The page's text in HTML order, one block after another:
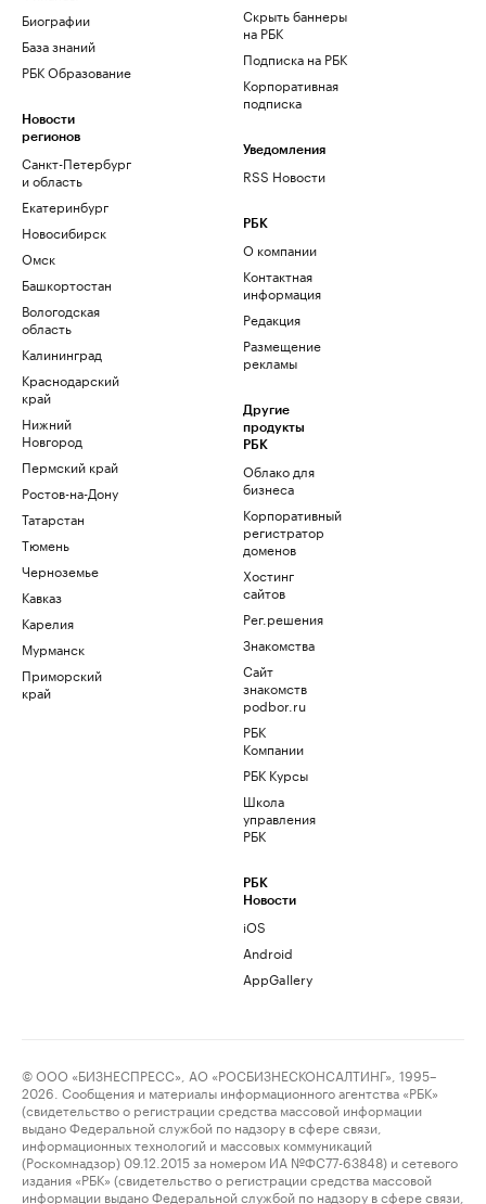
Биографии
База знаний
РБК Образование
Новости
регионов
Санкт-Петербург
и область
Екатеринбург
Новосибирск
Омск
Башкортостан
Вологодская
область
Калининград
Краснодарский
край
Нижний
Новгород
Пермский край
Ростов-на-Дону
Татарстан
Тюмень
Черноземье
Кавказ
Карелия
Мурманск
Приморский
край
Скрыть баннеры
на РБК
Подписка на РБК
Корпоративная
подписка
Уведомления
RSS Новости
РБК
О компании
Контактная
информация
Редакция
Размещение
рекламы
Другие
продукты
РБК
Облако для
бизнеса
Корпоративный
регистратор
доменов
Хостинг
сайтов
Рег.решения
Знакомства
Сайт
знакомств
podbor.ru
РБК
Компании
РБК Курсы
Школа
управления
РБК
РБК
Новости
iOS
Android
AppGallery
© ООО «БИЗНЕСПРЕСС», АО «РОСБИЗНЕСКОНСАЛТИНГ», 1995–
2026. Сообщения и материалы информационного агентства «РБК»
(свидетельство о регистрации средства массовой информации
выдано Федеральной службой по надзору в сфере связи,
информационных технологий и массовых коммуникаций
(Роскомнадзор) 09.12.2015 за номером ИА №ФС77-63848) и сетевого
издания «РБК» (свидетельство о регистрации средства массовой
информации выдано Федеральной службой по надзору в сфере связи,